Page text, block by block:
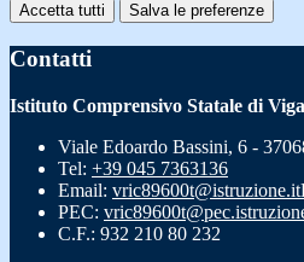
Accetta tutti Salva le preferenze
Contatti
Istituto Comprensivo Statale di
Viale Edoardo Bassini, 6 -
Tel: +39 045 7363136
Email: vric89600t@istruzione.it
PEC:
C.F.: 932 210 80 232